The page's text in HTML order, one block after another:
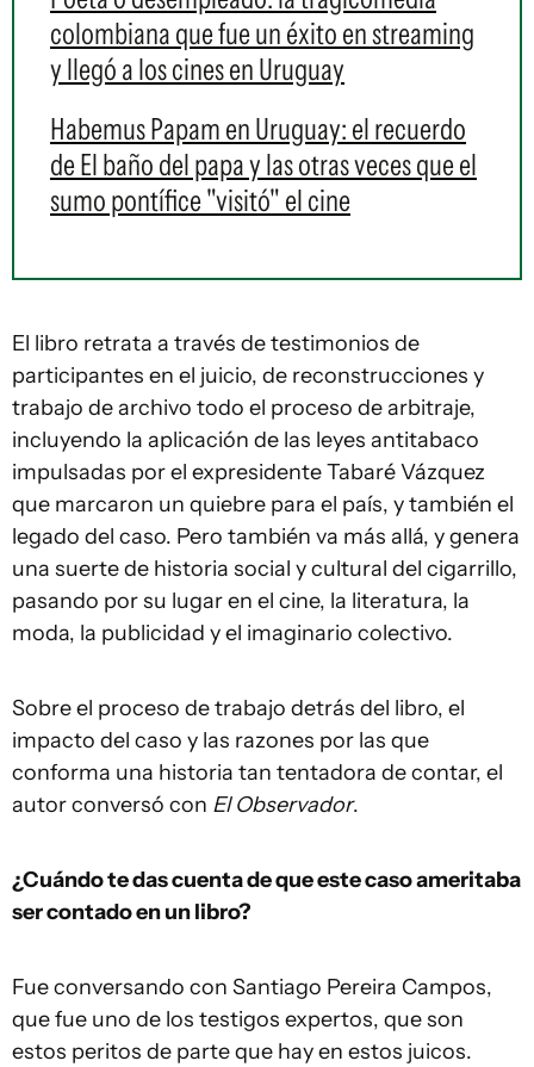
colombiana que fue un éxito en streaming
y llegó a los cines en Uruguay
Habemus Papam en Uruguay: el recuerdo
de El baño del papa y las otras veces que el
sumo pontífice "visitó" el cine
El libro retrata a través de testimonios de
participantes en el juicio, de reconstrucciones y
trabajo de archivo todo el proceso de arbitraje,
incluyendo la aplicación de las leyes antitabaco
impulsadas por el expresidente Tabaré Vázquez
que marcaron un quiebre para el país, y también el
legado del caso. Pero también va más allá, y genera
una suerte de historia social y cultural del cigarrillo,
pasando por su lugar en el cine, la literatura, la
moda, la publicidad y el imaginario colectivo.
Sobre el proceso de trabajo detrás del libro, el
impacto del caso y las razones por las que
conforma una historia tan tentadora de contar, el
autor conversó con El Observador.
¿Cuándo te das cuenta de que este caso ameritaba
ser contado en un libro?
Fue conversando con Santiago Pereira Campos,
que fue uno de los testigos expertos, que son
estos peritos de parte que hay en estos juicos.